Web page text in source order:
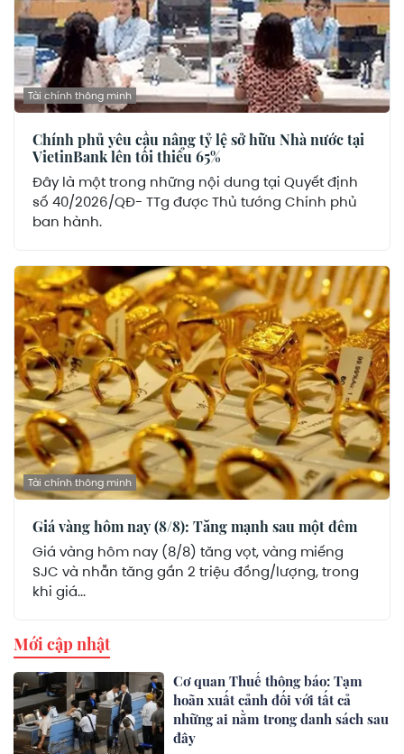
Tài chính thông minh
Chính phủ yêu cầu nâng tỷ lệ sở hữu Nhà nước tại
VietinBank lên tối thiểu 65%
Đây là một trong những nội dung tại Quyết định
số 40/2026/QĐ- TTg được Thủ tướng Chính phủ
ban hành.
Tài chính thông minh
Giá vàng hôm nay (8/8): Tăng mạnh sau một đêm
Giá vàng hôm nay (8/8) tăng vọt, vàng miếng
SJC và nhẫn tăng gần 2 triệu đồng/lượng, trong
khi giá...
Mới cập nhật
Cơ quan Thuế thông báo: Tạm
hoãn xuất cảnh đối với tất cả
những ai nằm trong danh sách sau
đây